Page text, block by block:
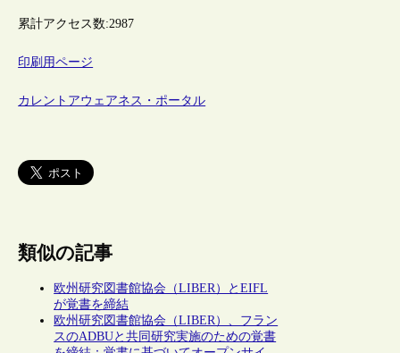
累計アクセス数:2987
印刷用ページ
カレントアウェアネス・ポータル
類似の記事
欧州研究図書館協会（LIBER）とEIFL
が覚書を締結
欧州研究図書館協会（LIBER）、フラン
スのADBUと共同研究実施のための覚書